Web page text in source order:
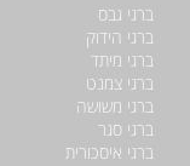
ברגי גבס
ברגי הידוק
ברגי מיתד
ברגי צמנט
ברגי משושה
ברגי סגר
ברגי איסכורית